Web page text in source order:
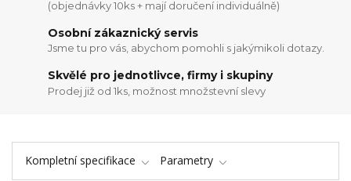
(objednávky 10ks + mají doručení individuálně)
Osobní zákaznický servis
Jsme tu pro vás, abychom pomohli s jakýmikoli dotazy.
Skvělé pro jednotlivce, firmy i skupiny
Prodej již od 1ks, možnost množstevní slevy
Kompletní specifikace Parametry